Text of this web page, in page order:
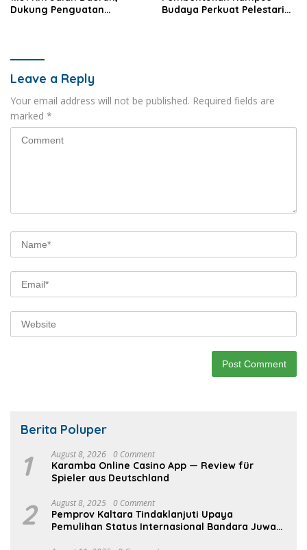
Dukung Penguatan
Budaya Perkuat Pelestarian
Leave a Reply
Your email address will not be published. Required fields are
marked *
Berita Poluper
1 August 8, 2026 0 Comment
Karamba Online Casino App — Review für
Spieler aus Deutschland
2 August 8, 2025 0 Comment
Pemprov Kaltara Tindaklanjuti Upaya
Pemulihan Status Internasional Bandara Juwata